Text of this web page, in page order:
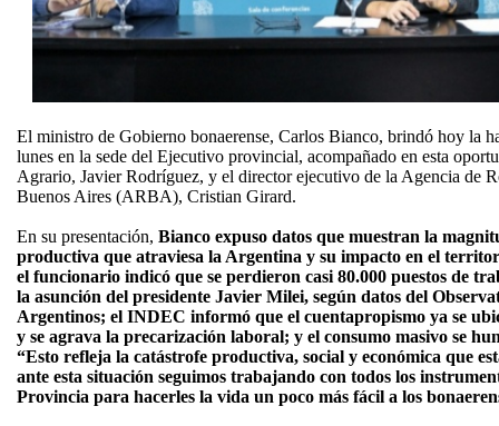
El ministro de Gobierno bonaerense, Carlos Bianco, brindó hoy la
lunes en la sede del Ejecutivo provincial, acompañado en esta
Agrario, Javier Rodríguez, y el director ejecutivo de la Agencia de
Buenos Aires (ARBA), Cristian Girard.
En su presentación, Bianco expuso datos que muestran la
productiva que atraviesa la Argentina y su impacto en el
el funcionario indicó que se perdieron casi 80.000 puestos de
la asunción del presidente Javier Milei, según datos del
Argentinos; el INDEC informó que el cuentapropismo ya se
y se agrava la precarización laboral; y el consumo masivo se
“Esto refleja la catástrofe productiva, social y económica que
ante esta situación seguimos trabajando con todos los
Provincia para hacerles la vida un poco más fácil a los